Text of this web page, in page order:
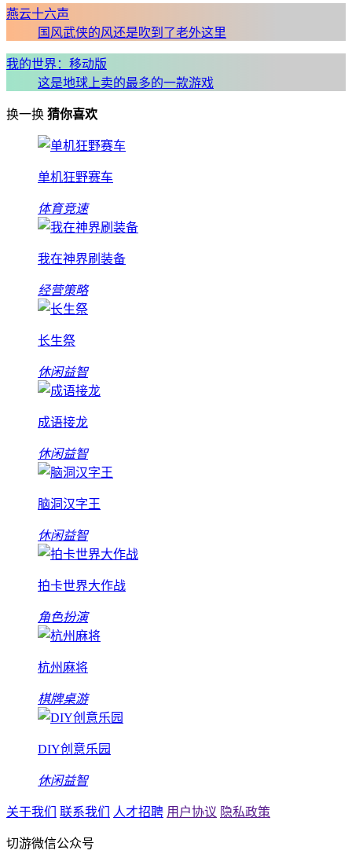
燕云十六声
国风武侠的风还是吹到了老外这里
我的世界：移动版
这是地球上卖的最多的一款游戏
换一换 猜你喜欢
单机狂野赛车
体育竞速
我在神界刷装备
经营策略
长生祭
休闲益智
成语接龙
休闲益智
脑洞汉字王
休闲益智
拍卡世界大作战
角色扮演
杭州麻将
棋牌桌游
DIY创意乐园
休闲益智
关于我们 联系我们 人才招聘 用户协议 隐私政策
切游微信公众号